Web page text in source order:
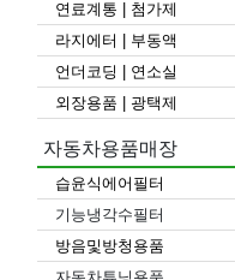
연료계통 | 첨가제
라지에터 | 부동액
언더코딩 | 연소실
외장용품 | 광택제
자동차용품매장
습윤식에어필터
기능냉각수필터
방음및방청용품